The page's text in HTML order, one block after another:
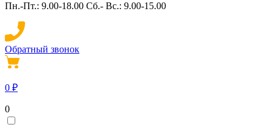
Пн.-Пт.: 9.00-18.00 Сб.- Вс.: 9.00-15.00
Обратный звонок
0 ₽
0